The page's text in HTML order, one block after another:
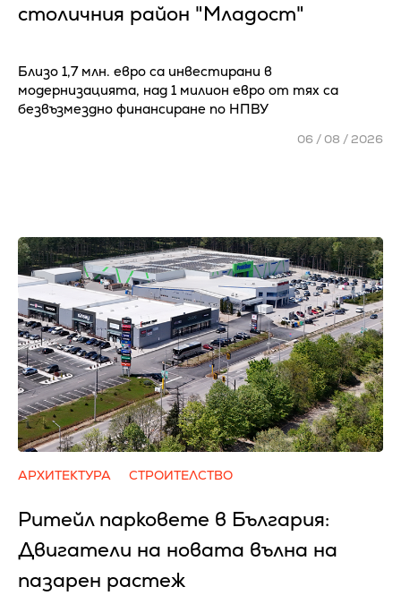
столичния район "Младост"
Близо 1,7 млн. евро са инвестирани в
модернизацията, над 1 милион евро от тях са
безвъзмездно финансиране по НПВУ
06 / 08 / 2026
АРХИТЕКТУРА СТРОИТЕЛСТВО
Ритейл парковете в България:
Двигатели на новата вълна на
пазарен растеж